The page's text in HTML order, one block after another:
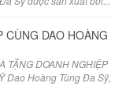
CÙNG DAO HOÀNG
TẶNG DOANH NGHIỆP
Dao Hoàng Tùng Đa Sỹ,